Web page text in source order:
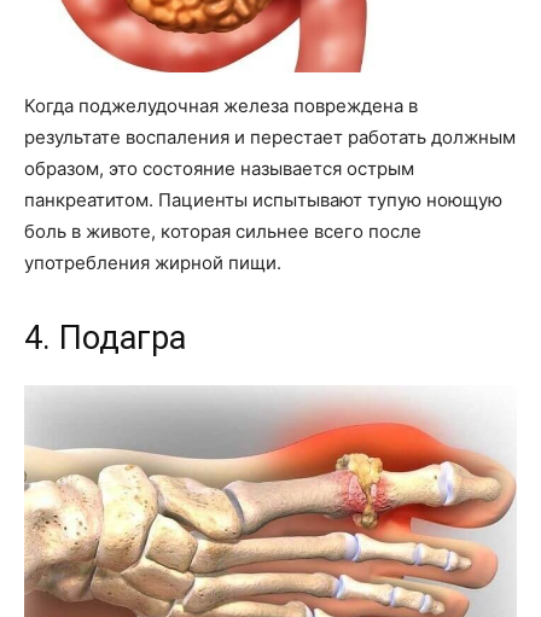
Когда поджелудочная железа повреждена в
результате воспаления и перестает работать должным
образом, это состояние называется острым
панкреатитом. Пациенты испытывают тупую ноющую
боль в животе, которая сильнее всего после
употребления жирной пищи.
4. Подагра